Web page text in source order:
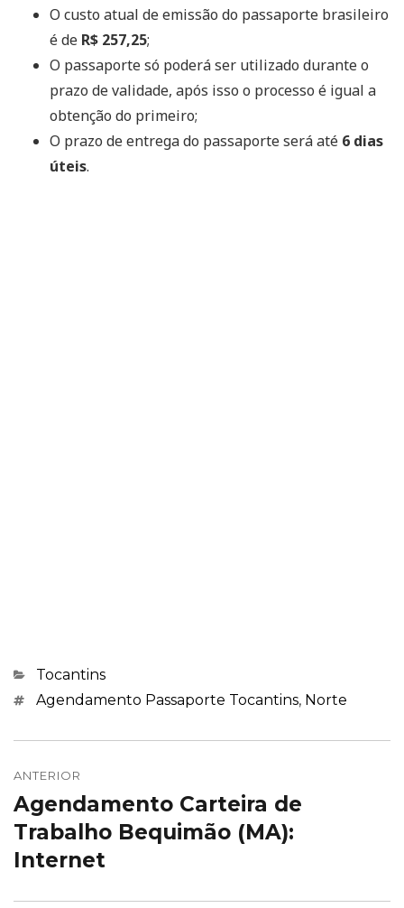
O custo atual de emissão do passaporte brasileiro
é de R$ 257,25;
O passaporte só poderá ser utilizado durante o
prazo de validade, após isso o processo é igual a
obtenção do primeiro;
O prazo de entrega do passaporte será até 6 dias
úteis.
Categorias
Tocantins
Marcações
Agendamento Passaporte Tocantins, Norte
de
Post
ANTERIOR
Post
anterior:
Agendamento Carteira de
Trabalho Bequimão (MA):
Internet